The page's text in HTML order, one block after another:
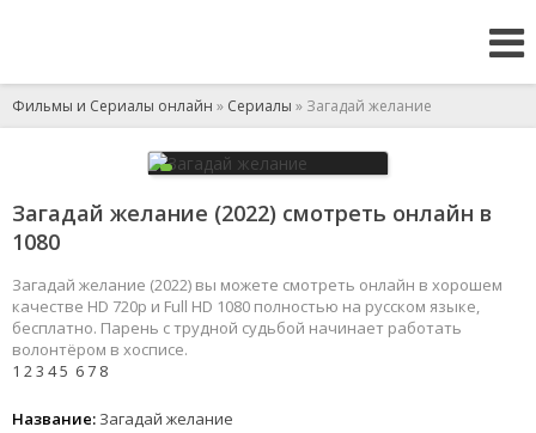
Фильмы и Сериалы онлайн » Сериалы » Загадай желание
Загадай желание (2022) смотреть онлайн в
1080
Загадай желание (2022) вы можете смотреть онлайн в хорошем
качестве HD 720p и Full HD 1080 полностью на русском языке,
бесплатно. Парень с трудной судьбой начинает работать
волонтёром в хосписе.
1 23 45 67 8
Название: Загадай желание